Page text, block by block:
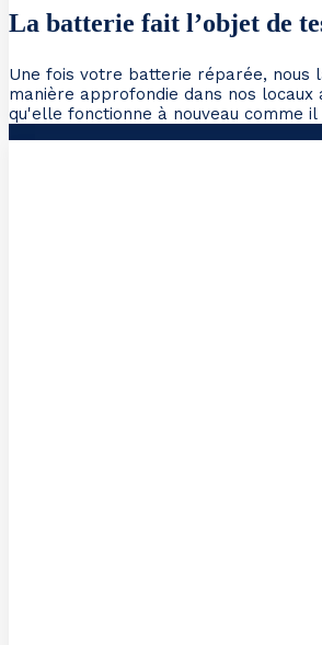
La batterie fait l’objet de
Une fois votre batterie réparée, nous
manière approfondie dans nos locaux
qu'elle fonctionne à nouveau comme il